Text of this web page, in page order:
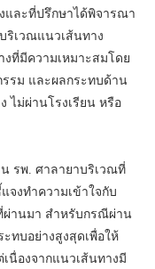
และที่ปรึกษาได้พิจารณา
ริเวณแนวเส้นทาง
งที่มีความเหมาะสมโดย
รม และผลกระทบด้าน
ไม่ผ่านโรงเรียน หรือ
รพ. ศาลายาบริเวณที่
จงทำความเข้าใจกับ
ผ่านมา สำหรับกรณีผ่าน
ทบอย่างสูงสุดเพื่อให้
นื่องจากแนวเส้นทางมี